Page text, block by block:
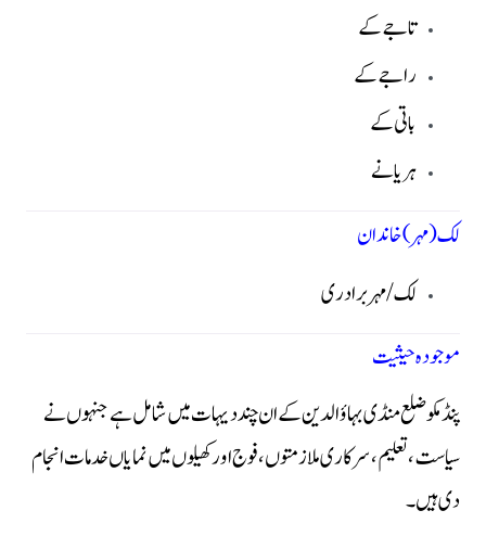
تاجے کے
راجے کے
باتی کے
ہریانے
لک (مہر) خاندان
لک / مہر برادری
موجودہ حیثیت
پنڈ مکو ضلع منڈی بہاؤالدین کے ان چند دیہات میں شامل ہے جنہوں نے
سیاست، تعلیم، سرکاری ملازمتوں، فوج اور کھیلوں میں نمایاں خدمات انجام
دی ہیں۔